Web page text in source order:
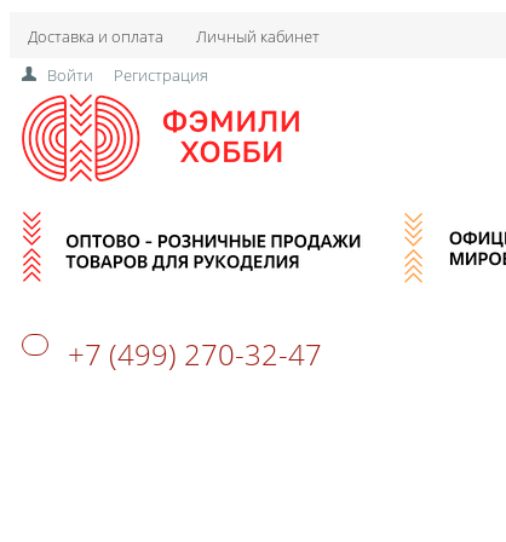
Доставка и оплата Личный кабинет
Войти Регистрация
+7 (499) 270-32-47